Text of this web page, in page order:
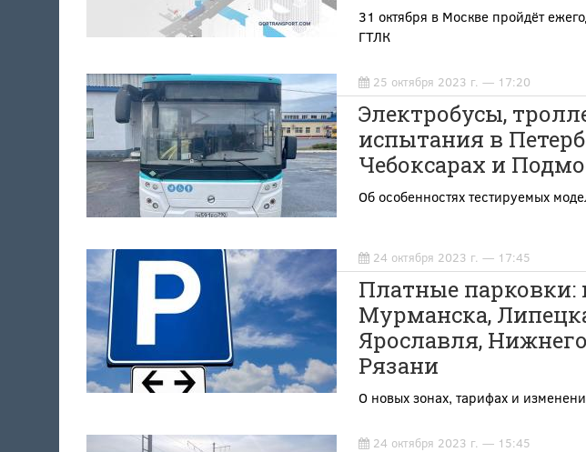
31 октября в Москве пройдёт
ГТЛК
25 октября 2023 г. — 17:20
Электробусы,
испытания в
Чебоксарах и
Об особенностях тестируемых
24 октября 2023 г. — 17:45
Платные парковки:
Мурманска,
Ярославля,
Рязани
О новых зонах, тарифах и
24 октября 2023 г. — 15:45